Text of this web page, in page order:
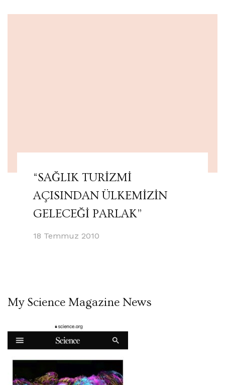
“SAĞLIK TURİZMİ
AÇISINDAN ÜLKEMİZİN
GELECEĞİ PARLAK”
18 Temmuz 2010
My Science Magazine News